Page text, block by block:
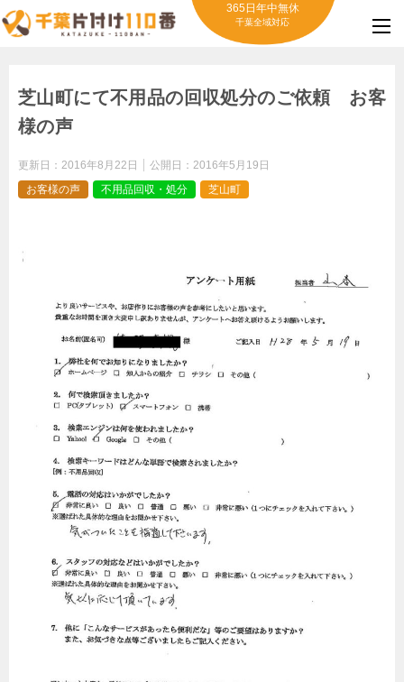
365日年中無休
千葉全域対応
芝山町にて不用品の回収処分のご依頼 お客
様の声
更新日： 2016年8月22日 公開日： 2016年5月19日
お客様の声
不用品回収・処分 芝山町